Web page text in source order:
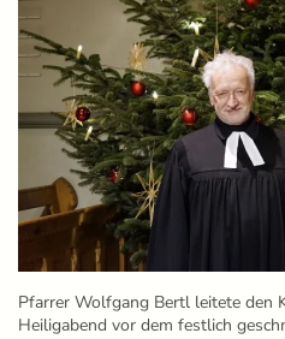
Pfarrer Wolfgang Bertl leitete den
Heiligabend vor dem festlich